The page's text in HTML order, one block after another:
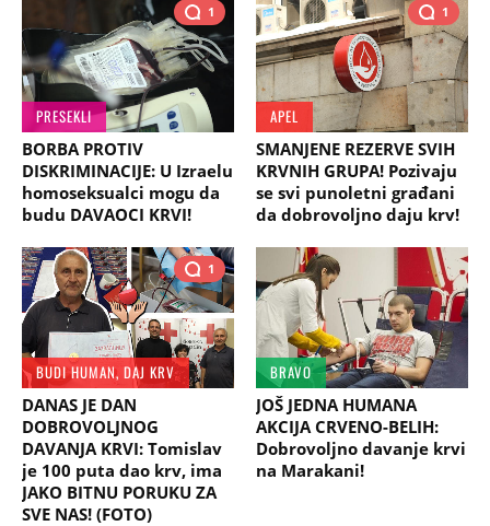
1
PRESEKLI
BORBA PROTIV
DISKRIMINACIJE: U Izraelu
homoseksualci mogu da
budu DAVAOCI KRVI!
1
APEL
SMANJENE REZERVE SVIH
KRVNIH GRUPA! Pozivaju
se svi punoletni građani
da dobrovoljno daju krv!
1
BUDI HUMAN, DAJ KRV
DANAS JE DAN
DOBROVOLJNOG
DAVANJA KRVI: Tomislav
je 100 puta dao krv, ima
JAKO BITNU PORUKU ZA
SVE NAS! (FOTO)
BRAVO
JOŠ JEDNA HUMANA
AKCIJA CRVENO-BELIH:
Dobrovoljno davanje krvi
na Marakani!